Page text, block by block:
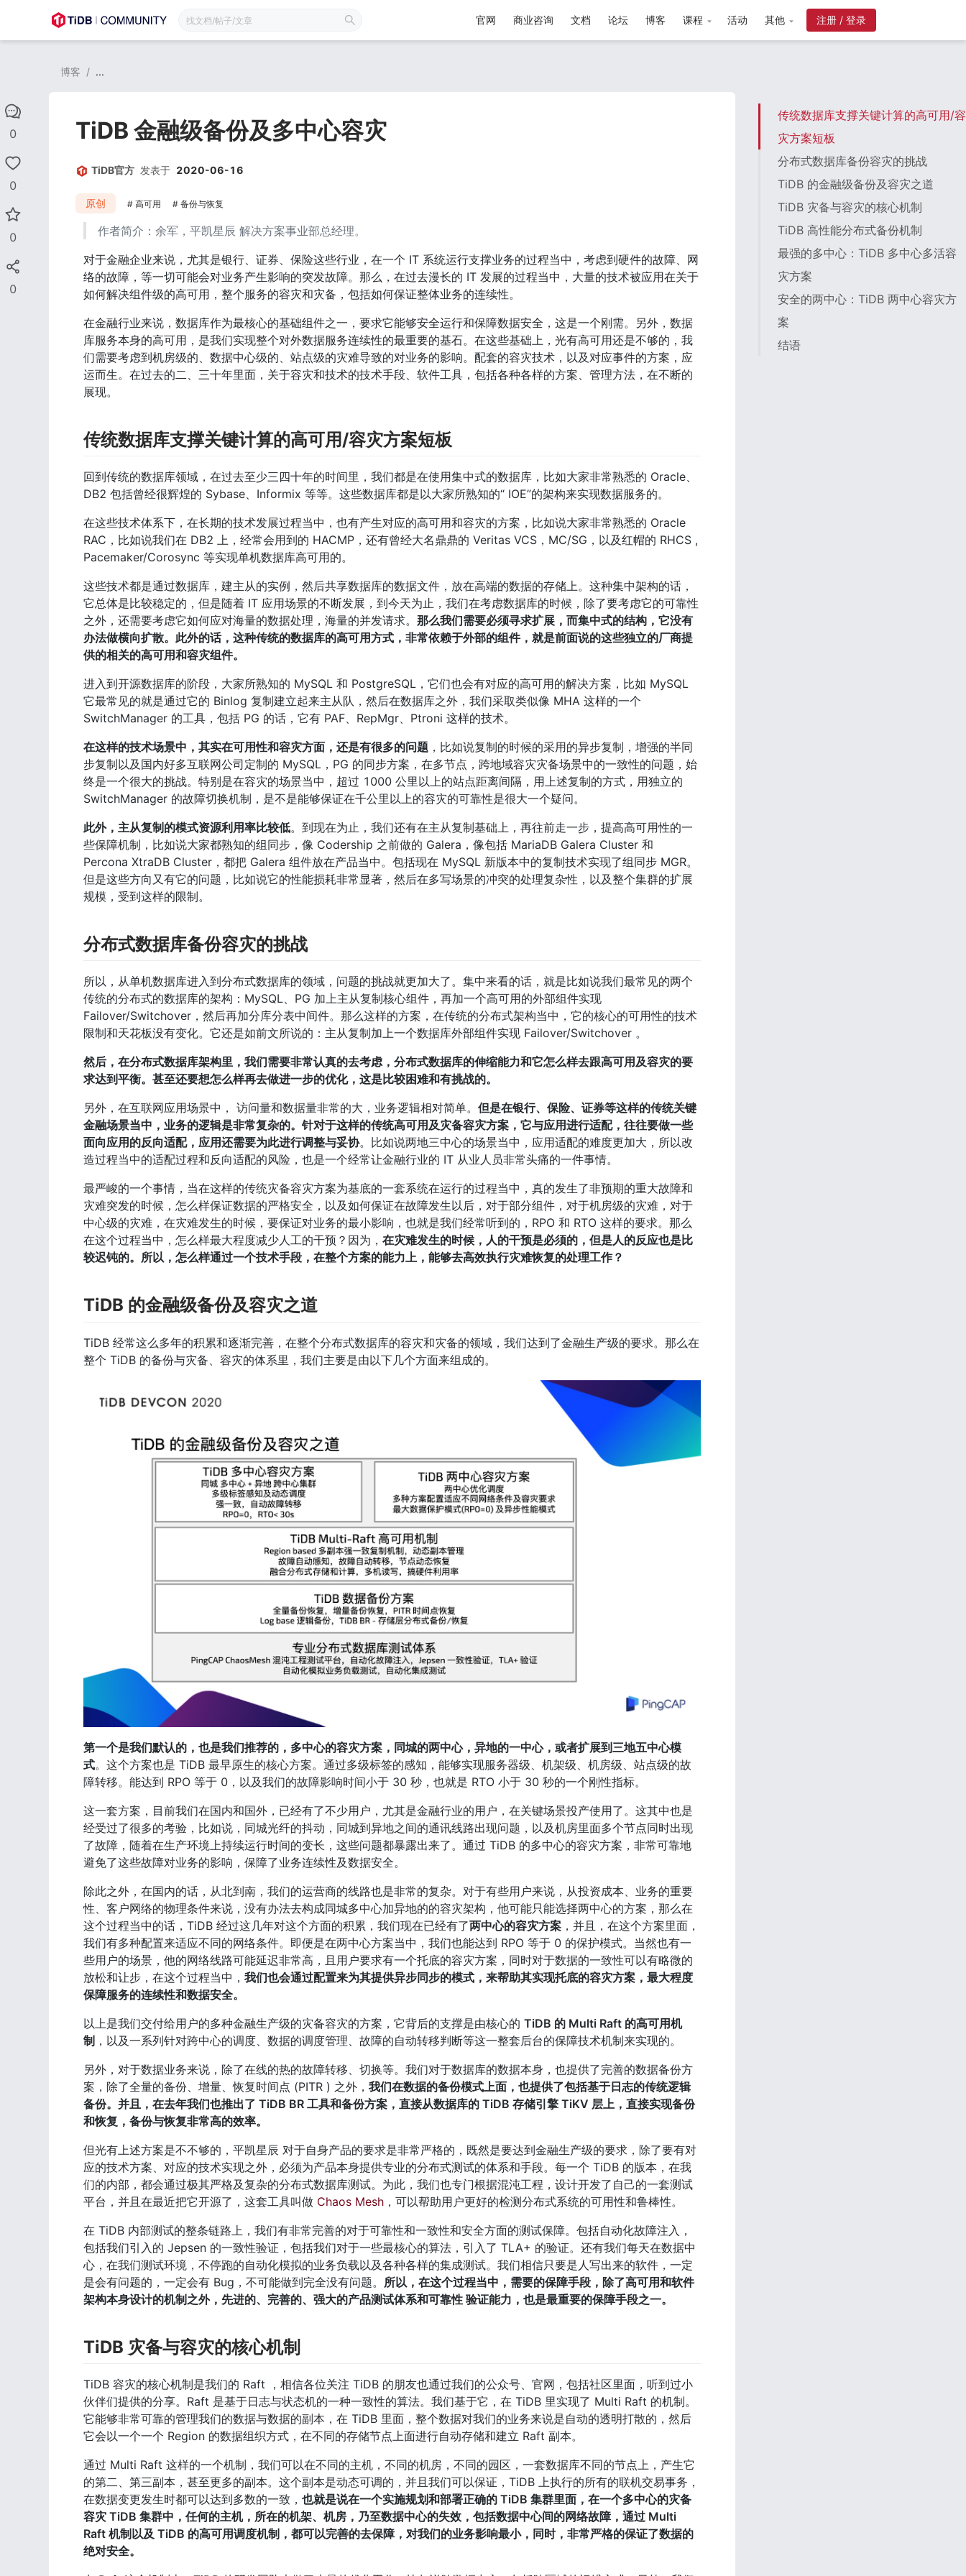
官网 商业咨询 文档 论坛 博客 课程 活动 其他 注册 / 登录
0
0
0
0
博客 / ...
TiDB 金融级备份及多中心容灾
TiDB官方 发表于 2020-06-16
原创 高可用 备份与恢复
作者简介：余军，平凯星辰 解决方案事业部总经理。
对于金融企业来说，尤其是银行、证券、保险这些行业，在一个 IT 系统运行支撑业务的过程当中，考虑到硬件的故障、网
络的故障，等一切可能会对业务产生影响的突发故障。那么，在过去漫长的 IT 发展的过程当中，大量的技术被应用在关于
如何解决组件级的高可用，整个服务的容灾和灾备，包括如何保证整体业务的连续性。
在金融行业来说，数据库作为最核心的基础组件之一，要求它能够安全运行和保障数据安全，这是一个刚需。另外，数据
库服务本身的高可用，是我们实现整个对外数据服务连续性的最重要的基石。在这些基础上，光有高可用还是不够的，我
们需要考虑到机房级的、数据中心级的、站点级的灾难导致的对业务的影响。配套的容灾技术，以及对应事件的方案，应
运而生。在过去的二、三十年里面，关于容灾和技术的技术手段、软件工具，包括各种各样的方案、管理方法，在不断的
展现。
传统数据库支撑关键计算的高可用/容灾方案短板
回到传统的数据库领域，在过去至少三四十年的时间里，我们都是在使用集中式的数据库，比如大家非常熟悉的 Oracle、
DB2 包括曾经很辉煌的 Sybase、Informix 等等。这些数据库都是以大家所熟知的“ IOE”的架构来实现数据服务的。
在这些技术体系下，在长期的技术发展过程当中，也有产生对应的高可用和容灾的方案，比如说大家非常熟悉的 Oracle
RAC，比如说我们在 DB2 上，经常会用到的 HACMP，还有曾经大名鼎鼎的 Veritas VCS，MC/SG，以及红帽的 RHCS ,
Pacemaker/Corosync 等实现单机数据库高可用的。
这些技术都是通过数据库，建主从的实例，然后共享数据库的数据文件，放在高端的数据的存储上。这种集中架构的话，
它总体是比较稳定的，但是随着 IT 应用场景的不断发展，到今天为止，我们在考虑数据库的时候，除了要考虑它的可靠性
之外，还需要考虑它如何应对海量的数据处理，海量的并发请求。 那么我们需要必须寻求扩展，而集中式的结构，它没有
办法做横向扩散。此外的话，这种传统的数据库的高可用方式，非常依赖于外部的组件，就是前面说的这些独立的厂商提
供的相关的高可用和容灾组件。
进入到开源数据库的阶段，大家所熟知的 MySQL 和 PostgreSQL，它们也会有对应的高可用的解决方案，比如 MySQL
它最常见的就是通过它的 Binlog 复制建立起来主从队，然后在数据库之外，我们采取类似像 MHA 这样的一个
SwitchManager 的工具，包括 PG 的话，它有 PAF、RepMgr、Ptroni 这样的技术。
在这样的技术场景中，其实在可用性和容灾方面，还是有很多的问题 ，比如说复制的时候的采用的异步复制，增强的半同
步复制以及国内好多互联网公司定制的 MySQL，PG 的同步方案，在多节点，跨地域容灾灾备场景中的一致性的问题，始
终是一个很大的挑战。特别是在容灾的场景当中，超过 1000 公里以上的站点距离间隔，用上述复制的方式，用独立的
SwitchManager 的故障切换机制，是不是能够保证在千公里以上的容灾的可靠性是很大一个疑问。
此外，主从复制的模式资源利用率比较低。到现在为止，我们还有在主从复制基础上，再往前走一步，提高高可用性的一
些保障机制，比如说大家都熟知的组同步，像 Codership 之前做的 Galera，像包括 MariaDB Galera Cluster 和
Percona XtraDB Cluster，都把 Galera 组件放在产品当中。包括现在 MySQL 新版本中的复制技术实现了组同步 MGR。
但是这些方向又有它的问题，比如说它的性能损耗非常显著，然后在多写场景的冲突的处理复杂性，以及整个集群的扩展
规模，受到这样的限制。
分布式数据库备份容灾的挑战
所以，从单机数据库进入到分布式数据库的领域，问题的挑战就更加大了。集中来看的话，就是比如说我们最常见的两个
传统的分布式的数据库的架构：MySQL、PG 加上主从复制核心组件，再加一个高可用的外部组件实现
Failover/Switchover，然后再加分库分表中间件。那么这样的方案，在传统的分布式架构当中，它的核心的可用性的技术
限制和天花板没有变化。它还是如前文所说的：主从复制加上一个数据库外部组件实现 Failover/Switchover 。
然后，在分布式数据库架构里，我们需要非常认真的去考虑，分布式数据库的伸缩能力和它怎么样去跟高可用及容灾的要
求达到平衡。甚至还要想怎么样再去做进一步的优化，这是比较困难和有挑战的。
另外，在互联网应用场景中， 访问量和数据量非常的大，业务逻辑相对简单。 但是在银行、保险、证券等这样的传统关键
金融场景当中，业务的逻辑是非常复杂的。针对于这样的传统高可用及灾备容灾方案，它与应用进行适配，往往要做一些
面向应用的反向适配，应用还需要为此进行调整与妥协。比如说两地三中心的场景当中，应用适配的难度更加大，所以改
造过程当中的适配过程和反向适配的风险，也是一个经常让金融行业的 IT 从业人员非常头痛的一件事情。
最严峻的一个事情，当在这样的传统灾备容灾方案为基底的一套系统在运行的过程当中，真的发生了非预期的重大故障和
灾难突发的时候，怎么样保证数据的严格安全，以及如何保证在故障发生以后，对于部分组件，对于机房级的灾难，对于
中心级的灾难，在灾难发生的时候，要保证对业务的最小影响，也就是我们经常听到的，RPO 和 RTO 这样的要求。那么
在这个过程当中，怎么样最大程度减少人工的干预？因为， 在灾难发生的时候，人的干预是必须的，但是人的反应也是比
较迟钝的。所以，怎么样通过一个技术手段，在整个方案的能力上，能够去高效执行灾难恢复的处理工作？
TiDB 的金融级备份及容灾之道
TiDB 经常这么多年的积累和逐渐完善，在整个分布式数据库的容灾和灾备的领域，我们达到了金融生产级的要求。那么在
整个 TiDB 的备份与灾备、容灾的体系里，我们主要是由以下几个方面来组成的。
第一个是我们默认的，也是我们推荐的，多中心的容灾方案，同城的两中心，异地的一中心，或者扩展到三地五中心模
式。这个方案也是 TiDB 最早原生的核心方案。通过多级标签的感知，能够实现服务器级、机架级、机房级、站点级的故
障转移。能达到 RPO 等于 0，以及我们的故障影响时间小于 30 秒，也就是 RTO 小于 30 秒的一个刚性指标。
这一套方案，目前我们在国内和国外，已经有了不少用户，尤其是金融行业的用户，在关键场景投产使用了。这其中也是
经受过了很多的考验，比如说，同城光纤的抖动，同城到异地之间的通讯线路出现问题，以及机房里面多个节点同时出现
了故障，随着在生产环境上持续运行时间的变长，这些问题都暴露出来了。通过 TiDB 的多中心的容灾方案，非常可靠地
避免了这些故障对业务的影响，保障了业务连续性及数据安全。
除此之外，在国内的话，从北到南，我们的运营商的线路也是非常的复杂。对于有些用户来说，从投资成本、业务的重要
性、客户网络的物理条件来说，没有办法去构成同城多中心加异地的的容灾架构，他可能只能选择两中心的方案，那么在
这个过程当中的话，TiDB 经过这几年对这个方面的积累，我们现在已经有了两中心的容灾方案 ，并且，在这个方案里面，
我们有多种配置来适应不同的网络条件。即便是在两中心方案当中，我们也能达到 RPO 等于 0 的保护模式。当然也有一
些用户的场景，他的网络线路可能延迟非常高，且用户要求有一个托底的容灾方案，同时对于数据的一致性可以有略微的
放松和让步，在这个过程当中， 我们也会通过配置来为其提供异步同步的模式，来帮助其实现托底的容灾方案，最大程度
保障服务的连续性和数据安全。
以上是我们交付给用户的多种金融生产级的灾备容灾的方案，它背后的支撑是由核心的 TiDB 的 Multi Raft 的高可用机
制 ，以及一系列针对跨中心的调度、数据的调度管理、故障的自动转移判断等这一整套后台的保障技术机制来实现的。
另外，对于数据业务来说，除了在线的热的故障转移、切换等。我们对于数据库的数据本身，也提供了完善的数据备份方
案，除了全量的备份、增量、恢复时间点 (PITR ) 之外， 我们在数据的备份模式上面，也提供了包括基于日志的传统逻辑
备份。并且，在去年我们也推出了 TiDB BR 工具和备份方案，直接从数据库的 TiDB 存储引擎 TiKV 层上，直接实现备份
和恢复，备份与恢复非常高的效率。
但光有上述方案是不不够的，平凯星辰 对于自身产品的要求是非常严格的，既然是要达到金融生产级的要求，除了要有对
应的技术方案、对应的技术实现之外，必须为产品本身提供专业的分布式测试的体系和手段。每一个 TiDB 的版本，在我
们的内部，都会通过极其严格及复杂的分布式数据库测试。为此，我们也专门根据混沌工程，设计开发了自己的一套测试
平台，并且在最近把它开源了，这套工具叫做 Chaos Mesh ，可以帮助用户更好的检测分布式系统的可用性和鲁棒性。
在 TiDB 内部测试的整条链路上，我们有非常完善的对于可靠性和一致性和安全方面的测试保障。包括自动化故障注入，
包括我们引入的 Jepsen 的一致性验证，包括我们对于一些最核心的算法，引入了 TLA+ 的验证。还有我们每天在数据中
心，在我们测试环境，不停跑的自动化模拟的业务负载以及各种各样的集成测试。我们相信只要是人写出来的软件，一定
是会有问题的，一定会有 Bug，不可能做到完全没有问题。 所以，在这个过程当中，需要的保障手段，除了高可用和软件
架构本身设计的机制之外，先进的、完善的、强大的产品测试体系和可靠性 验证能力，也是最重要的保障手段之一。
TiDB 灾备与容灾的核心机制
TiDB 容灾的核心机制是我们的 Raft ，相信各位关注 TiDB 的朋友也通过我们的公众号、官网，包括社区里面，听到过小
伙伴们提供的分享。Raft 是基于日志与状态机的一种一致性的算法。我们基于它，在 TiDB 里实现了 Multi Raft 的机制。
它能够非常可靠的管理我们的数据与数据的副本，在 TiDB 里面，整个数据对我们的业务来说是自动的透明打散的，然后
它会以一个一个 Region 的数据组织方式，在不同的存储节点上面进行自动存储和建立 Raft 副本。
通过 Multi Raft 这样的一个机制，我们可以在不同的主机，不同的机房，不同的园区，一套数据库不同的节点上，产生它
的第二、第三副本，甚至更多的副本。这个副本是动态可调的，并且我们可以保证，TiDB 上执行的所有的联机交易事务，
在数据变更发生时都可以达到多数的一致， 也就是说在一个实施规划和部署正确的 TiDB 集群里面，在一个多中心的灾备
容灾 TiDB 集群中，任何的主机，所在的机架、机房，乃至数据中心的失效，包括数据中心间的网络故障，通过 Multi
Raft 机制以及 TiDB 的高可用调度机制，都可以完善的去保障，对我们的业务影响最小，同时，非常严格的保证了数据的
绝对安全。
传统数据库支撑关键计算的高可用/容
灾方案短板
分布式数据库备份容灾的挑战
TiDB 的金融级备份及容灾之道
TiDB 灾备与容灾的核心机制
TiDB 高性能分布式备份机制
最强的多中心：TiDB 多中心多活容
灾方案
安全的两中心：TiDB 两中心容灾方
案
结语